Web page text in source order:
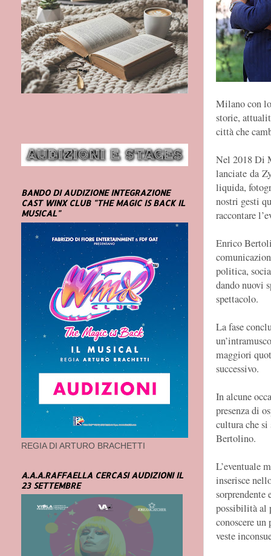
Milano con
storie,
città che
Nel 2018 Di
lanciate da
liquida,
nostri gesti
raccontare
Enrico
politica,
dando nuovi
spettacolo.
La fase
maggiori
successivo.
In alcune
presenza di
cultura che
Bertolino.
L’eventuale
inserisce
sorprendente
possibilità al
conoscere un
veste
BANDO DI AUDIZIONE INTEGRAZIONE
CAST WINX CLUB "THE MAGIC IS BACK IL
MUSICAL"
REGIA DI ARTURO BRACHETTI
A.A.A.RAFFAELLA CERCASI AUDIZIONI IL
23 SETTEMBRE